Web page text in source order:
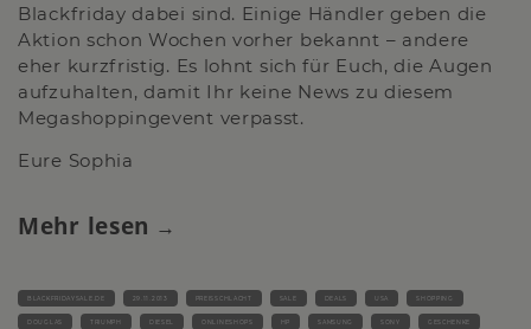
Blackfriday dabei sind. Einige Händler geben die
Aktion schon Wochen vorher bekannt – andere
eher kurzfristig. Es lohnt sich für Euch, die Augen
aufzuhalten, damit Ihr keine News zu diesem
Megashoppingevent verpasst.
Eure Sophia
Mehr lesen
BLACKFRIDAYSALE.DE 29.11.2013 PREISSCHLACHT SALE DEALS USA SHOPPING
DOUGLAS TRIUMPH DIESEL ONLINESHOPS HP SAMSUNG SONY GESCHENKE